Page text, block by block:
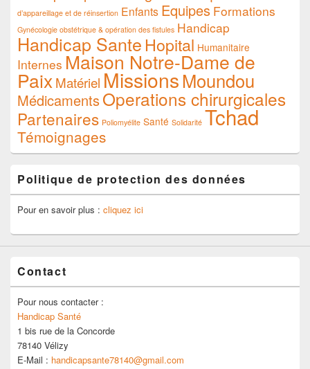
d’appareillage et de réinsertion Enfants Equipes Formations
Gynécologie obstétrique & opération des fistules Handicap
Handicap Sante Hopital Humanitaire
Internes Maison Notre-Dame de
PaixMatériel MissionsMoundou
MédicamentsOperations chirurgicales
Partenaires Poliomyélite Santé Solidarité Tchad
Témoignages
Politique de protection des données
Pour en savoir plus : cliquez ici
Contact
Pour nous contacter :
Handicap Santé
1 bis rue de la Concorde
78140 Vélizy
E-Mail : handicapsante78140@gmail.com